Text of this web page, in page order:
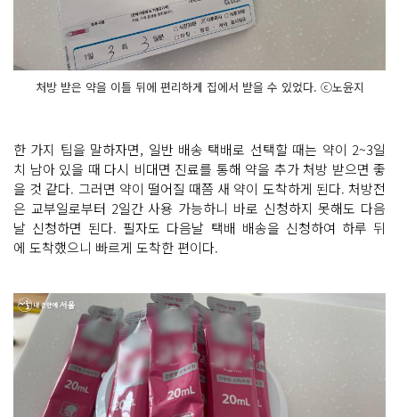
처방 받은 약을 이틀 뒤에 편리하게 집에서 받을 수 있었다. ⓒ노윤지
한 가지 팁을 말하자면, 일반 배송 택배로 선택할 때는 약이 2~3일
치 남아 있을 때 다시 비대면 진료를 통해 약을 추가 처방 받으면 좋
을 것 같다. 그러면 약이 떨어질 때쯤 새 약이 도착하게 된다. 처방전
은 교부일로부터 2일간 사용 가능하니 바로 신청하지 못해도 다음
날 신청하면 된다. 필자도 다음날 택배 배송을 신청하여 하루 뒤
에 도착했으니 빠르게 도착한 편이다.